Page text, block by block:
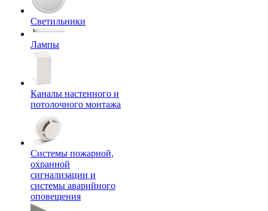
Светильники
Лампы
Каналы настенного и
потолочного монтажа
Системы пожарной,
охранной
сигнализации и
системы аварийного
оповещения